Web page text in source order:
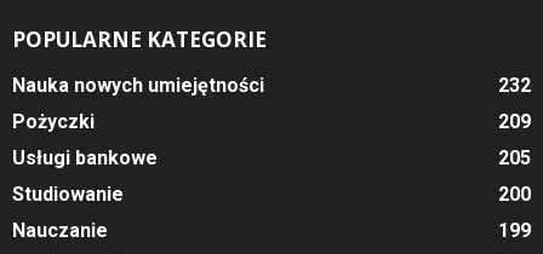
POPULARNE KATEGORIE
Nauka nowych umiejętności
232
Pożyczki
209
Usługi bankowe
205
Studiowanie
200
Nauczanie
199